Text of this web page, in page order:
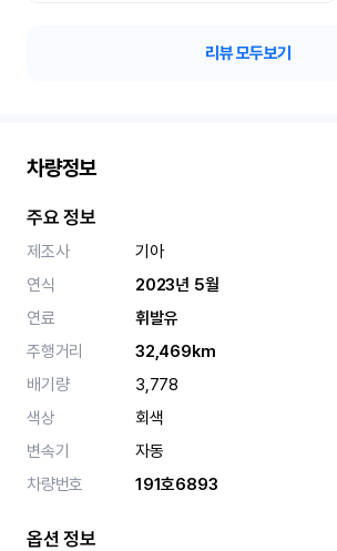
리뷰 모두보기
차량정보
주요 정보
제조사
기아
연식
2023년 5월
연료
휘발유
주행거리
32,469km
배기량
3,778
색상
회색
변속기
자동
차량번호
191호6893
옵션 정보